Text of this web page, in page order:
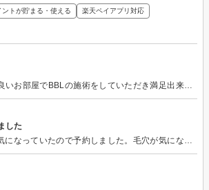
ントが貯まる・使える 楽天ペイアプリ対応
とても清潔で気持ちの良いお部屋でBBLの施術をしていただき満足出来ました。言葉遣いも丁寧でとても良い感じでした。技術に関してはまだ良く分かりませんが信用出来ると思いました。
した
BBL光フェイシャルが気になっていたので予約しました。毛穴が気になっていたのですが、施術後はハリ感が出た気がしてツルツルになりました。お店の雰囲気もとてもよく、リラックス出来るのでパック中は気持ちよく寝てしまいました。一回でもこんなに効果があるので続けたいと思います。またよろしくお願いします。